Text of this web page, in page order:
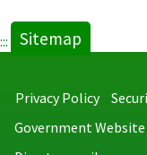
::: Sitemap
Privacy Policy
Government